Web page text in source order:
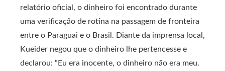
relatório oficial, o dinheiro foi encontrado durante
uma verificação de rotina na passagem de fronteira
entre o Paraguai e o Brasil. Diante da imprensa local,
Kueider negou que o dinheiro lhe pertencesse e
declarou: “Eu era inocente, o dinheiro não era meu.